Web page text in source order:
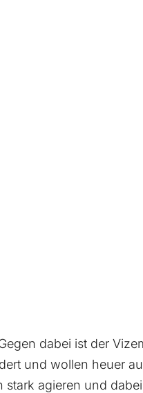
dabei ist der
und wollen heuer
stark agieren und